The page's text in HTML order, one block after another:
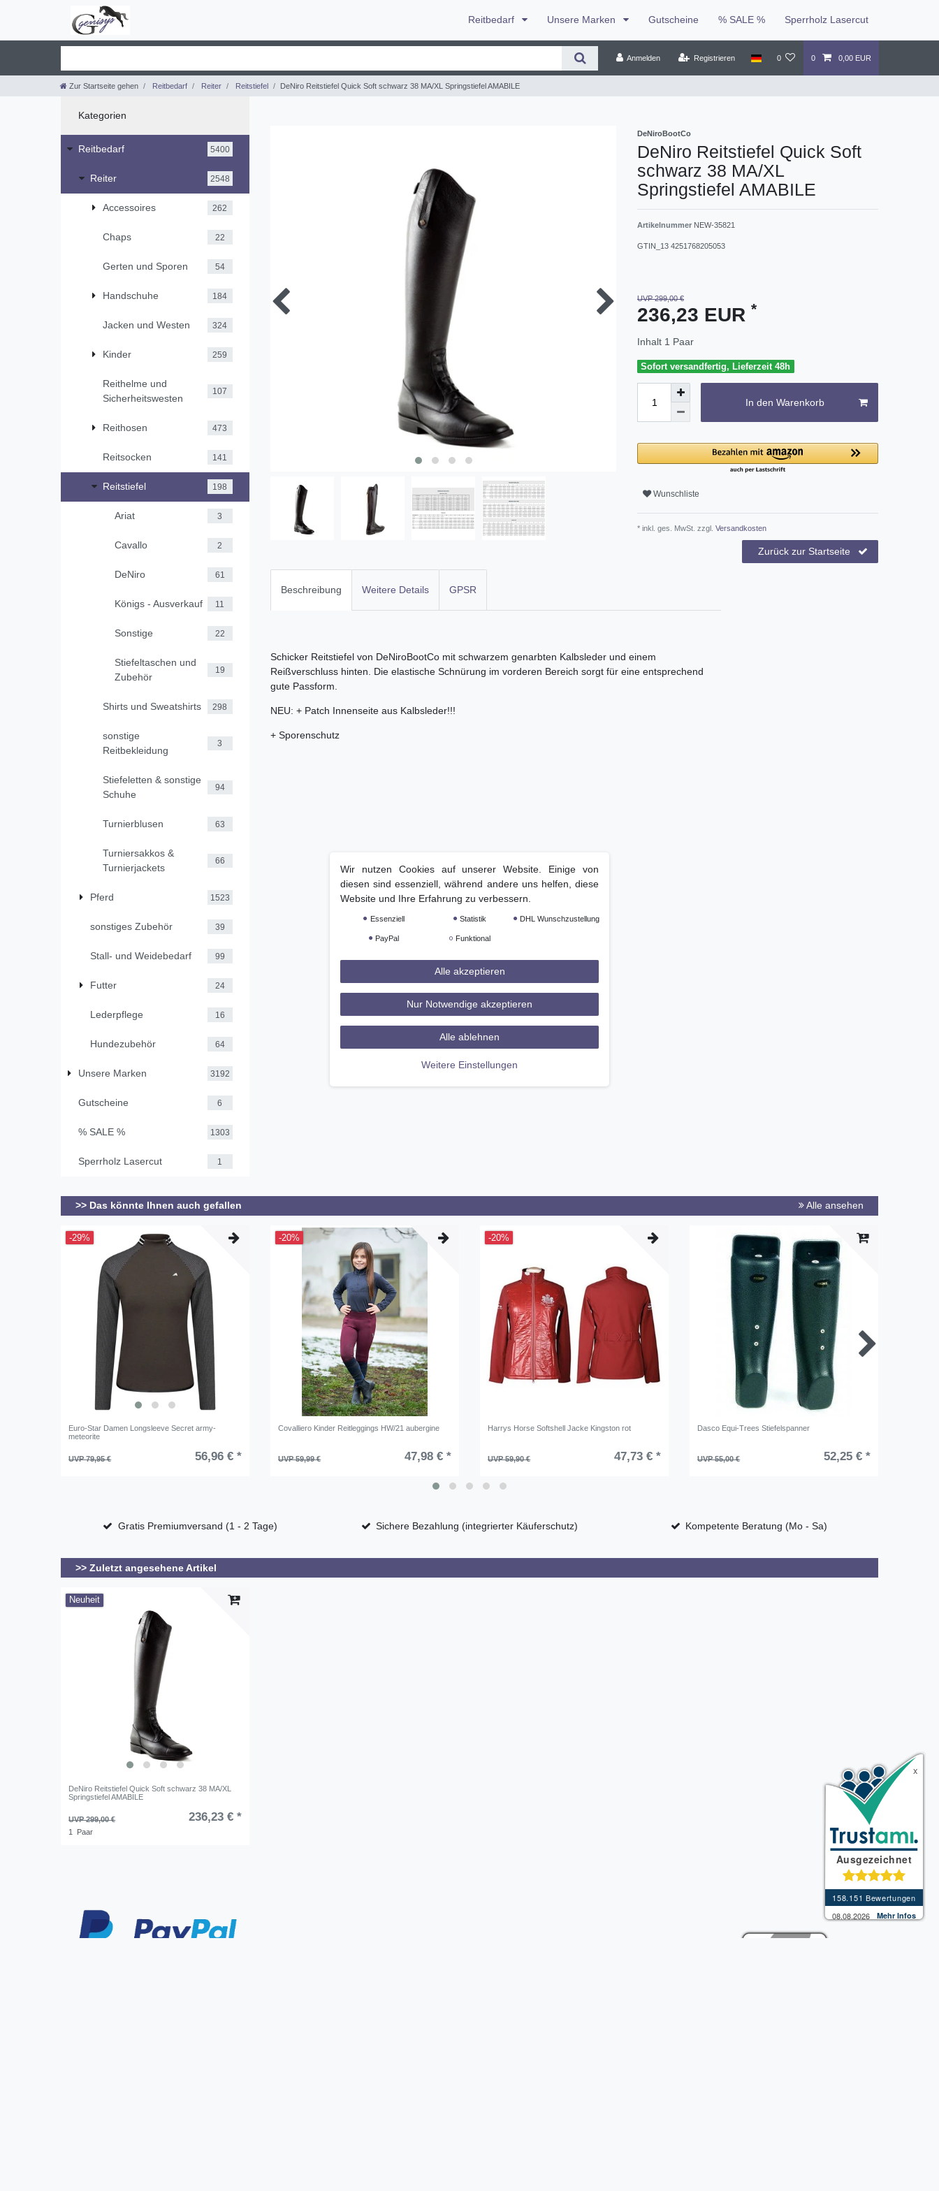
Reitbedarf Unsere Marken Gutscheine % SALE % Sperrholz Lasercut
Anmelden Registrieren 0 0 0,00 EUR
Zur Startseite gehen Reitbedarf Reiter Reitstiefel DeNiro Reitstiefel Quick Soft schwarz 38 MA/XL Springstiefel AMABILE
Kategorien
Reitbedarf 5400
Reiter 2548
Accessoires 262
Chaps 22
Gerten und Sporen 54
Handschuhe 184
Jacken und Westen 324
Kinder 259
Reithelme und
Sicherheitswesten
107
Reithosen 473
Reitsocken 141
Reitstiefel 198
Ariat 3
Cavallo 2
DeNiro 61
Königs - Ausverkauf 11
Sonstige 22
Stiefeltaschen und
Zubehör
19
Shirts und Sweatshirts 298
sonstige
Reitbekleidung
3
Stiefeletten & sonstige
Schuhe
94
Turnierblusen 63
Turniersakkos &
Turnierjackets
66
Pferd 1523
sonstiges Zubehör 39
Stall- und Weidebedarf 99
Futter 24
Lederpflege 16
Hundezubehör 64
Unsere Marken 3192
Gutscheine 6
% SALE % 1303
Sperrholz Lasercut 1
DeNiroBootCo
DeNiro Reitstiefel Quick Soft
schwarz 38 MA/XL
Springstiefel AMABILE
Artikelnummer NEW-35821
GTIN_13 4251768205053
UVP 299,00 €
236,23 EUR *
Inhalt 1 Paar
Sofort versandfertig, Lieferzeit 48h
In den Warenkorb
Wunschliste
* inkl. ges. MwSt. zzgl. Versandkosten
Beschreibung Weitere Details GPSR
Schicker Reitstiefel von DeNiroBootCo mit schwarzem genarbten Kalbsleder und einem
Reißverschluss hinten. Die elastische Schnürung im vorderen Bereich sorgt für eine entsprechend
gute Passform.
NEU: + Patch Innenseite aus Kalbsleder!!!
+ Sporenschutz
Zurück zur Startseite
>> Das könnte Ihnen auch gefallen Alle ansehen
-29%
Euro-Star Damen Longsleeve Secret army-
meteorite
UVP 79,95 € 56,96 € *
-20%
Covalliero Kinder Reitleggings HW/21 aubergine
UVP 59,99 € 47,98 € *
-20%
Harrys Horse Softshell Jacke Kingston rot
UVP 59,90 € 47,73 € *
Dasco Equi-Trees Stiefelspanner
UVP 55,00 € 52,25 € *
Gratis Premiumversand (1 - 2 Tage) Sichere Bezahlung (integrierter Käuferschutz) Kompetente Beratung (Mo - Sa)
>> Zuletzt angesehene Artikel
Neuheit
DeNiro Reitstiefel Quick Soft schwarz 38 MA/XL
Springstiefel AMABILE
UVP 299,00 € 236,23 € *
1 Paar
Wir nutzen Cookies auf unserer Website. Einige von
diesen sind essenziell, während andere uns helfen, diese
Website und Ihre Erfahrung zu verbessern.
Essenziell Statistik DHL Wunschzustellung
PayPal Funktional
Alle akzeptieren
Nur Notwendige akzeptieren
Alle ablehnen
Weitere Einstellungen